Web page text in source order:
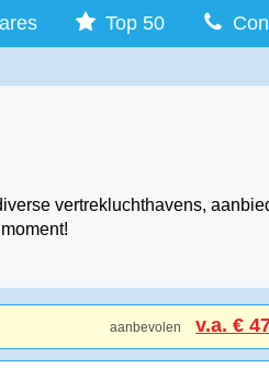
Top 50
vertrekluchthavens,
aanbevolen v.a. €